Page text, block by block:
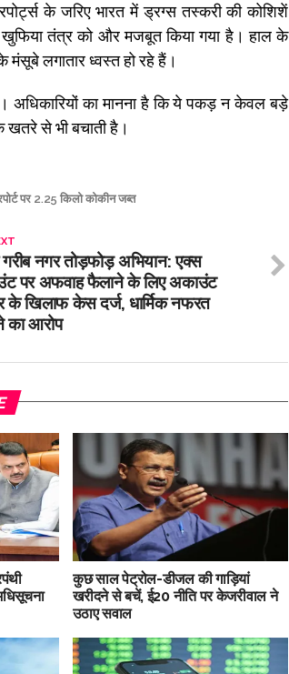
के जरिए भारत में ड्रग्स तस्करी की कोशिशें
तंत्र को और मजबूत किया गया है। हाल के
लगातार ध्वस्त हो रहे हैं।
अधिकारियों का मानना है कि ये पकड़ न केवल बड़े
खतरे से भी बचाती है।
पर 2.25 किलो कोकीन जब्त
गरीब नगर तोड़फोड़ अभियान: एक्स
पर अफवाह फैलाने के लिए अकाउंट
के खिलाफ केस दर्ज, धार्मिक नफरत
का आरोप
कुछ साल पेट्रोल-डीजल की गाड़ियां
खरीदने से बचें, ई20 नीति पर केजरीवाल ने
उठाए सवाल